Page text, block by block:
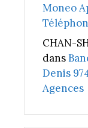
Moneo
CHAN-
dans
Denis
Agences